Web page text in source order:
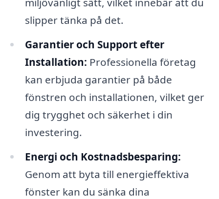
slipper tänka på det.
Garantier och Support efter
Installation: Professionella företag
kan erbjuda garantier på både
fönstren och installationen, vilket ger
dig trygghet och säkerhet i din
investering.
Energi och Kostnadsbesparing:
Genom att byta till energieffektiva
fönster kan du sänka dina